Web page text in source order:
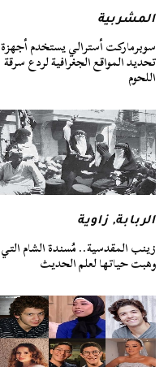
المشربية
سوبرماركت أسترالي يستخدم أجهزة
تحديد المواقع الجغرافية لردع سرقة
اللحوم
الربابة, زاوية
زينب المقدسية.. مُسندة الشام التي
وهبت حياتها لعلم الحديث